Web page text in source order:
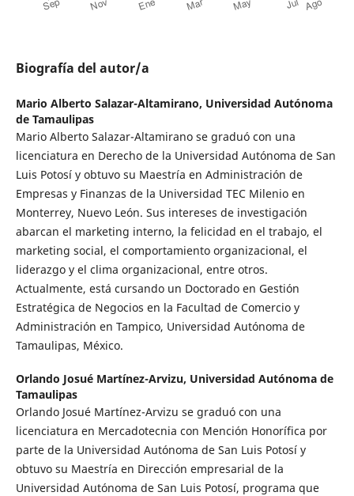
Biografía del autor/a
Mario Alberto Salazar-Altamirano, Universidad Autónoma
de Tamaulipas
Mario Alberto Salazar-Altamirano se graduó con una
licenciatura en Derecho de la Universidad Autónoma de San
Luis Potosí y obtuvo su Maestría en Administración de
Empresas y Finanzas de la Universidad TEC Milenio en
Monterrey, Nuevo León. Sus intereses de investigación
abarcan el marketing interno, la felicidad en el trabajo, el
marketing social, el comportamiento organizacional, el
liderazgo y el clima organizacional, entre otros.
Actualmente, está cursando un Doctorado en Gestión
Estratégica de Negocios en la Facultad de Comercio y
Administración en Tampico, Universidad Autónoma de
Tamaulipas, México.
Orlando Josué Martínez-Arvizu, Universidad Autónoma de
Tamaulipas
Orlando Josué Martínez-Arvizu se graduó con una
licenciatura en Mercadotecnia con Mención Honorífica por
parte de la Universidad Autónoma de San Luis Potosí y
obtuvo su Maestría en Dirección empresarial de la
Universidad Autónoma de San Luis Potosí, programa que